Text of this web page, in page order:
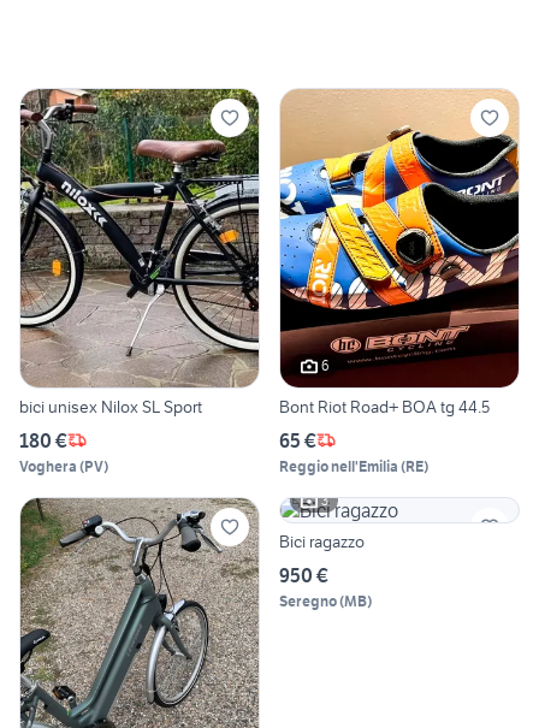
bici unisex Nilox SL Sport
180 €
Voghera (PV)
6
Bont Riot Road+ BOA tg 44.5
65 €
Reggio nell'Emilia (RE)
3
Bici ragazzo
950 €
Seregno(MB)